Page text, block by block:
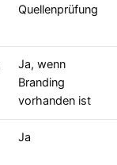
Quellenprüfung
Ja, wenn
Branding
vorhanden ist
Ja